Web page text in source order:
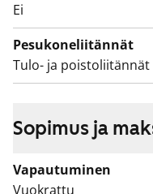
Ei
Pesukoneliitännät
Tulo- ja poistoliitännät
Sopimus ja
Vapautuminen
Vuokrattu